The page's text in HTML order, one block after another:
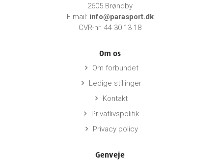
2605 Brøndby
E-mail: info@parasport.dk
CVR-nr. 44 30 13 18
Om os
keyboard_arrow_right Om forbundet
keyboard_arrow_right Ledige stillinger
keyboard_arrow_right Kontakt
keyboard_arrow_right Privatlivspolitik
keyboard_arrow_right Privacy policy
Genveje